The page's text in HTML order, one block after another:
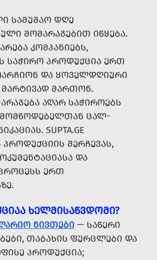
ᲡᲐᲛᲣᲨᲐᲝ ᲓᲦᲔ
ᲛᲝᲛᲐᲠᲐᲒᲔᲑᲘᲗ ᲘᲬᲧᲔᲑᲐ.
ᲙᲝᲛᲞᲐᲜᲘᲔᲑᲡ,
ᲡᲐᲭᲘᲠᲝ ᲞᲠᲝᲓᲣᲥᲪᲘᲐ ᲔᲠᲗ
ᲓᲐ ᲧᲝᲕᲔᲚᲓᲦᲘᲣᲠᲘ
ᲛᲐᲠᲢᲘᲕᲐᲓ ᲛᲐᲠᲗᲝᲜ.
ᲐᲦᲐᲠ ᲡᲐᲭᲘᲠᲝᲔᲑᲡ
ᲛᲝᲛᲬᲝᲓᲔᲑᲔᲚᲗᲐᲜ ᲪᲐᲚ-
SUPTA.GE
ᲞᲠᲝᲓᲣᲥᲪᲘᲘᲡ ᲨᲔᲠᲩᲔᲕᲐᲡ,
ᲓᲐ
ᲔᲠᲗ
ᲮᲔᲚᲛᲘᲡᲐᲬᲕᲓᲝᲛᲘ?
ᲜᲘᲕᲗᲔᲑᲘ — ᲡᲐᲬᲔᲠᲘ
ᲗᲐᲑᲐᲮᲘᲡ ᲤᲣᲠᲪᲚᲔᲑᲘ ᲓᲐ
ᲞᲠᲝᲓᲣᲥᲪᲘᲐ;